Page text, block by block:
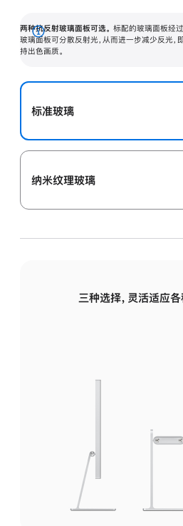
两种抗反射玻璃面板可选。 标配的玻璃面板经
玻璃面板可分散反射光，从而进一步减少反光
持出色画质。
展
开
标准玻璃
纳米纹理玻璃
三种选择，灵活适应各